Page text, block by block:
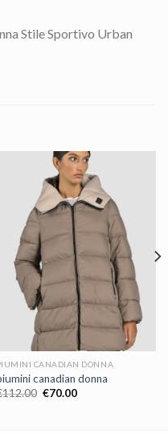
Stile Sportivo Urban
CANADIAN DONNA
canadian donna
112.00 €70.00